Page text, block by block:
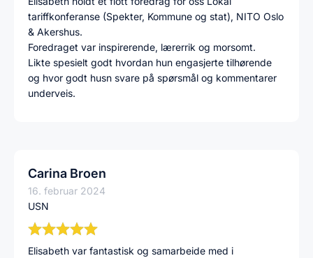
tariffkonferanse (Spekter, Kommune og stat), NITO Oslo
& Akershus.
Foredraget var inspirerende, lærerrik og morsomt.
Likte spesielt godt hvordan hun engasjerte tilhørende
og hvor godt husn svare på spørsmål og kommentarer
underveis.
Carina Broen
16. februar 2024
USN
Elisabeth var fantastisk og samarbeide med i